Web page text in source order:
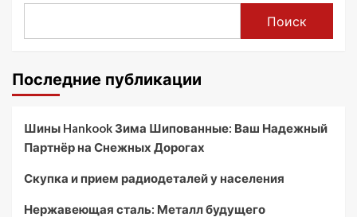
Поиск
Последние публикации
Шины Hankook Зима Шипованные: Ваш Надежный
Партнёр на Снежных Дорогах
Скупка и прием радиодеталей у населения
Нержавеющая сталь: Металл будущего